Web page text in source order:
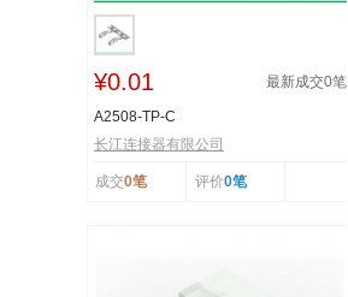
¥0.01 最新成交0笔
A2508-TP-C
长江连接器有限公司
成交0笔 评价0笔